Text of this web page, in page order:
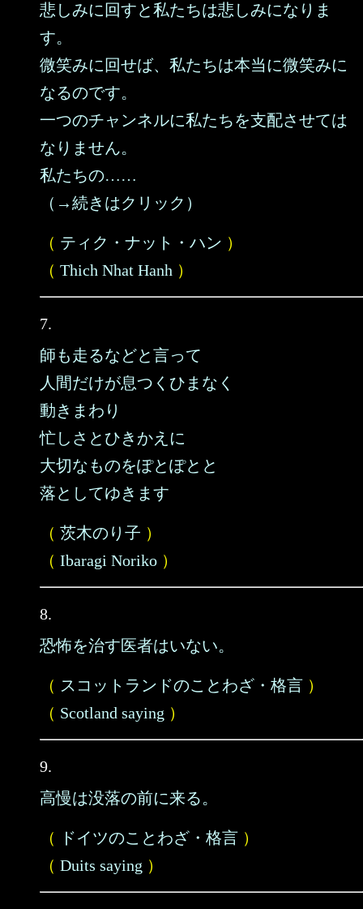
悲しみに回すと私たちは悲しみになりま
す。
微笑みに回せば、私たちは本当に微笑みに
なるのです。
一つのチャンネルに私たちを支配させては
なりません。
私たちの……
（→続きはクリック）
（ ティク・ナット・ハン ）
（ Thich Nhat Hanh ）
7.
師も走るなどと言って
人間だけが息つくひまなく
動きまわり
忙しさとひきかえに
大切なものをぽとぽとと
落としてゆきます
（ 茨木のり子 ）
（ Ibaragi Noriko ）
8.
恐怖を治す医者はいない。
（ スコットランドのことわざ・格言 ）
（ Scotland saying ）
9.
高慢は没落の前に来る。
（ ドイツのことわざ・格言 ）
（ Duits saying ）